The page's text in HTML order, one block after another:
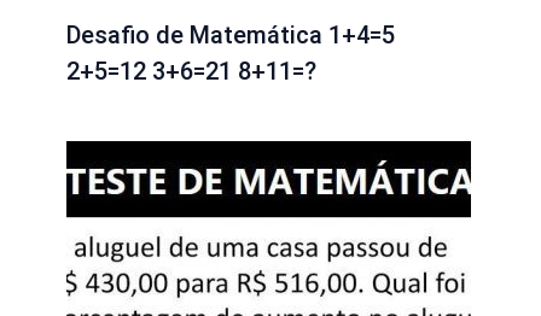
Desafio de Matemática 1+4=5
2+5=12 3+6=21 8+11=?